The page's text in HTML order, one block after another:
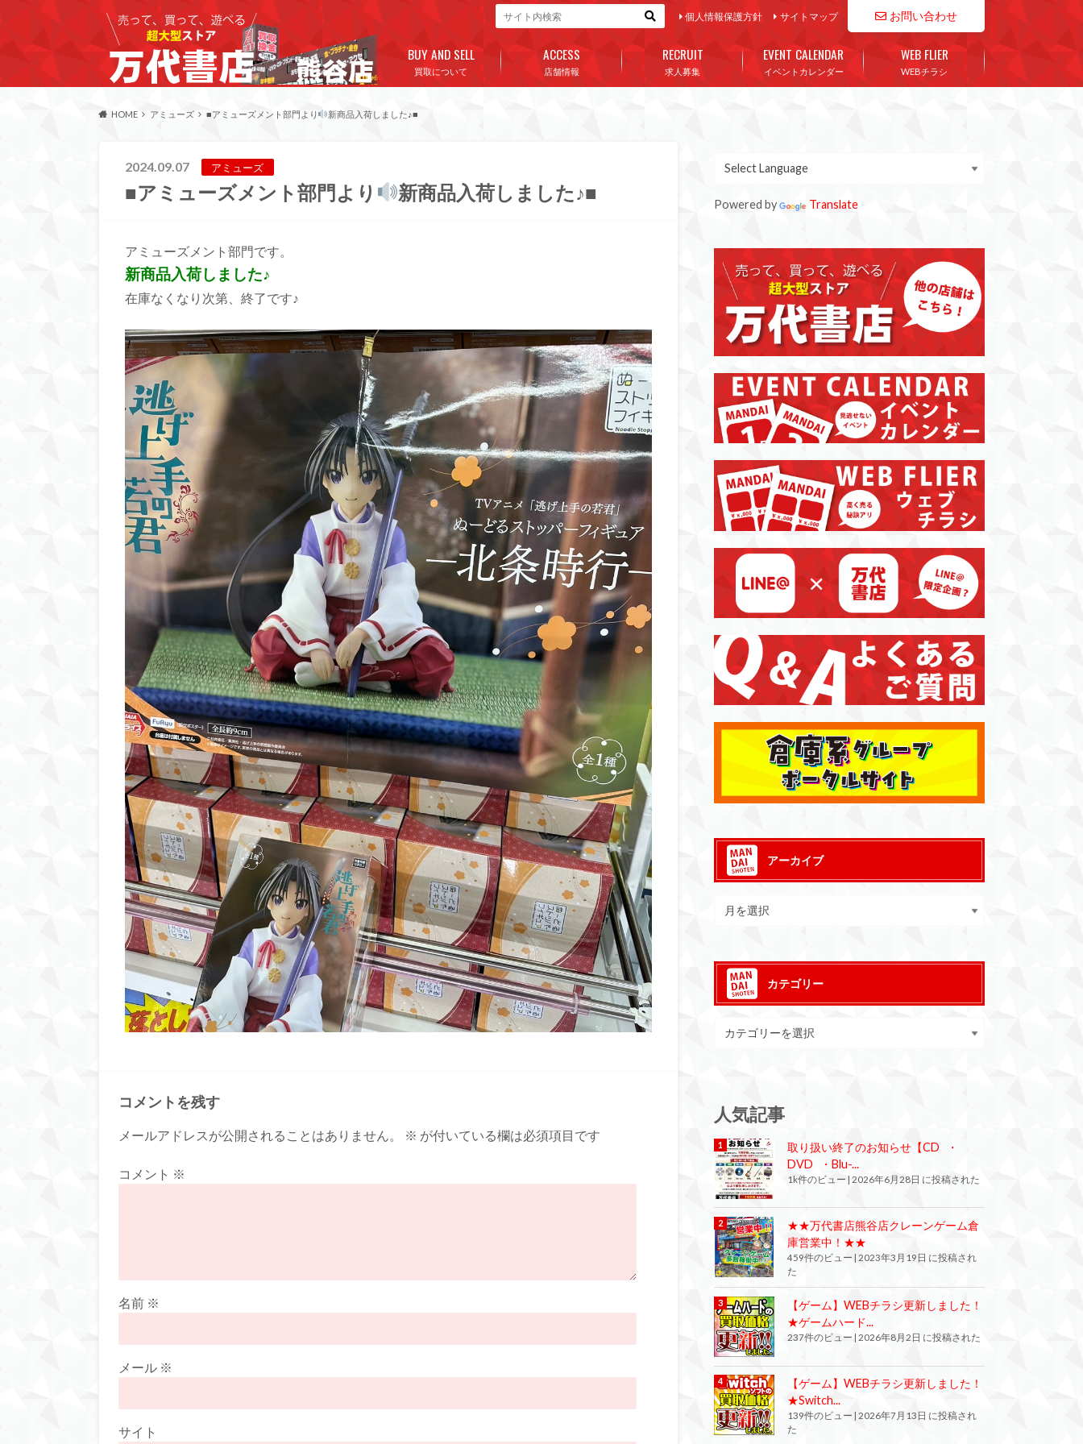
お問い合わせ
個人情報保護方針 サイトマップ
買取について
BUY AND SELL
店舗情報
ACCESS
求人募集
RECRUIT
イベントカレンダー
EVENT CALENDAR
WEBチラシ
WEB FLIER
HOME アミューズ ■アミューズメント部門より 新商品入荷しました♪■
2024.09.07 アミューズ
■アミューズメント部門より 新商品入荷しました♪■
アミューズメント部門です。
新商品入荷しました♪
在庫なくなり次第、終了です♪
コメントを残す
メールアドレスが公開されることはありません。 ※ が付いている欄は必須項目です
コメント ※
名前 ※
メール ※
サイト
Powered by Translate
アーカイブ
カテゴリー
人気記事
取り扱い終了のお知らせ【CD ・
DVD ・Blu-...
1k件のビュー | 2026年6月28日 に投稿された
★★万代書店熊谷店クレーンゲーム倉
庫営業中！★★
459件のビュー
2023年3月19日 に投稿され
た
【ゲーム】WEBチラシ更新しました！
★ゲームハード...
237件のビュー | 2026年8月2日 に投稿された
【ゲーム】WEBチラシ更新しました！
★Switch...
139件のビュー
2026年7月13日 に投稿され
た